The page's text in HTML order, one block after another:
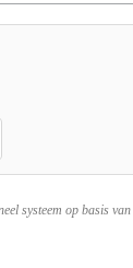
systeem op basis van